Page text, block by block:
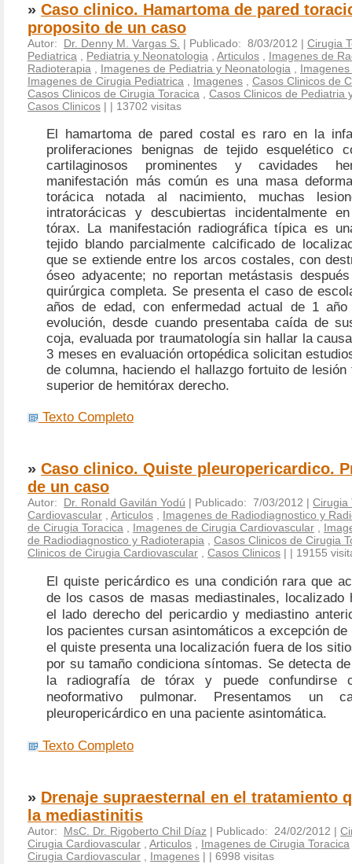
» Caso clinico. Hamartoma de pared
proposito de un caso
Autor: Dr. Denny M. Vargas S. | Publicado: 8/03/2012 | Cirugia
Pediatrica , Pediatria y Neonatologia , Articulos , Imagenes de
Radioterapia , Imagenes de Pediatria y Neonatologia ,
Imagenes de Cirugia Pediatrica , Imagenes , Casos Clinicos de
Casos Clinicos de Cirugia Toracica , Casos Clinicos de Pediatria
Casos Clinicos | | 13702 visitas
El hamartoma de pared costal es raro en la
proliferaciones benignas de tejido esquelético
cartilaginosos prominentes y cavidades
manifestación más común es una masa
torácica notada al nacimiento, muchas
intratorácicas y descubiertas incidentalmente
tórax. La manifestación radiográfica típica es
tejido blando parcialmente calcificado de
que se extiende entre los arcos costales, con
óseo adyacente; no reportan metástasis
quirúrgica completa. Se presenta el caso de
años de edad, con enfermedad actual de 1
evolución, desde cuando presentaba caída de
coja, evaluada por traumatología sin hallar la
3 meses en evaluación ortopédica solicitan
de columna, haciendo el hallazgo fortuito de
superior de hemitórax derecho.
Texto Completo
» Caso clinico. Quiste pleuropericardico.
de un caso
Autor: Dr. Ronald Gavilán Yodú | Publicado: 7/03/2012 | Cirugia
Cardiovascular , Articulos , Imagenes de Radiodiagnostico y
de Cirugia Toracica , Imagenes de Cirugia Cardiovascular ,
de Radiodiagnostico y Radioterapia , Casos Clinicos de Cirugia
Clinicos de Cirugia Cardiovascular , Casos Clinicos | | 19155
El quiste pericárdico es una condición rara que
de los casos de masas mediastinales, localizado
el lado derecho del pericardio y mediastino
los pacientes cursan asintomáticos a excepción
el quiste presenta una localización fuera de los
por su tamaño condiciona síntomas. Se detecta
la radiografía de tórax y puede confundirse
neoformativo pulmonar. Presentamos un
pleuropericárdico en una paciente asintomática.
Texto Completo
» Drenaje supraesternal en el tratamiento
la mediastinitis
Autor: MsC. Dr. Rigoberto Chil Díaz | Publicado: 24/02/2012 |
Cirugia Cardiovascular , Articulos , Imagenes de Cirugia Toracica
Cirugia Cardiovascular , Imagenes | | 6998 visitas